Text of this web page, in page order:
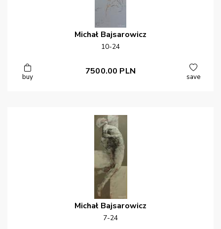
Michał Bajsarowicz
10-24
buy
7500.00 PLN
save
Michał Bajsarowicz
7-24